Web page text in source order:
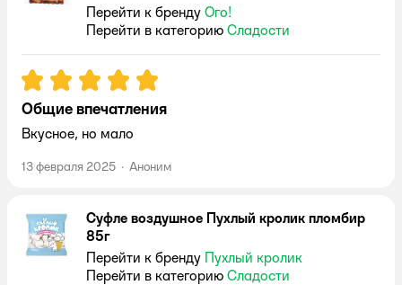
Перейти к бренду Ого!
Перейти в категорию Сладости
Рейтинг:5
Общие впечатления
Вкусное, но мало
13 февраля 2025 · Аноним
Суфле воздушное Пухлый кролик пломбир
85г
Перейти к бренду Пухлый кролик
Перейти в категорию Сладости